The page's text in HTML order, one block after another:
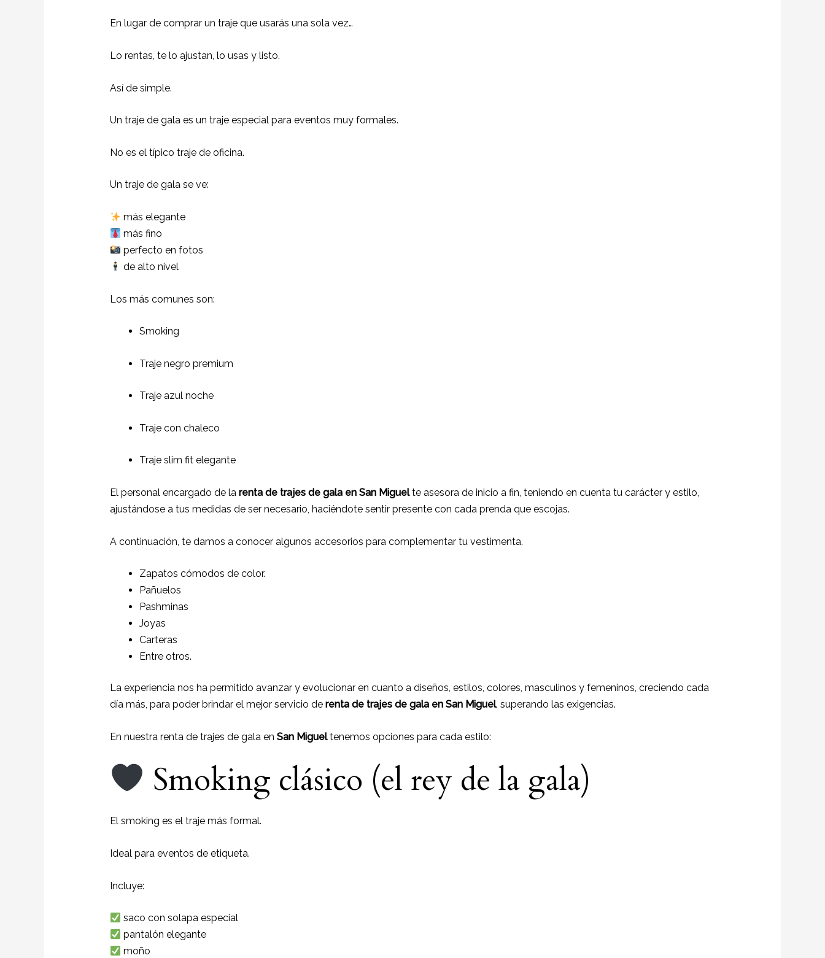
En lugar de comprar un traje que usarás una sola vez…
Lo rentas, te lo ajustan, lo usas y listo.
Así de simple.
Un traje de gala es un traje especial para eventos muy formales.
No es el típico traje de oficina.
Un traje de gala se ve:
más elegante
más fino
perfecto en fotos
de alto nivel
Los más comunes son:
Smoking
Traje negro premium
Traje azul noche
Traje con chaleco
Traje slim fit elegante
El personal encargado de larenta de trajes de gala en San Miguelte asesora de inicio a fin, teniendo en cuenta tu carácter y estilo,
ajustándose a tus medidas de ser necesario, haciéndote sentir presente con cada prenda que escojas.
A continuación, te damos a conocer algunos accesorios para complementar tu vestimenta.
Zapatos cómodos de color.
Pañuelos
Pashminas
Joyas
Carteras
Entre otros.
La experiencia nos ha permitido avanzar y evolucionar en cuanto a diseños, estilos, colores, masculinos y femeninos, creciendo cada
día más, para poder brindar el mejor servicio de renta de trajes de gala en San Miguel, superando las exigencias.
En nuestra renta de trajes de gala en San Migueltenemos opciones para cada estilo:
Smoking clásico (el rey de la gala)
El smoking es el traje más formal.
Ideal para eventos de etiqueta.
Incluye:
saco con solapa especial
pantalón elegante
moño